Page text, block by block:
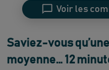
Voir les
Saviez-vous
moyenne… 12